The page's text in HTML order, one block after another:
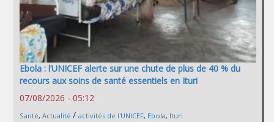
Ebola : l’UNICEF alerte sur une chute de plus de 40 % du
recours aux soins de santé essentiels en Ituri
07/08/2026 - 05:12
Santé, Actualité / activités de l'UNICEF, Ebola, Ituri